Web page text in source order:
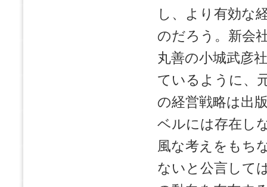
し、より有効な
のだろう。新会
丸善の小城武彦
ているように、
の経営戦略は出
ベルには存在し
風な考えをもち
ないと公言して